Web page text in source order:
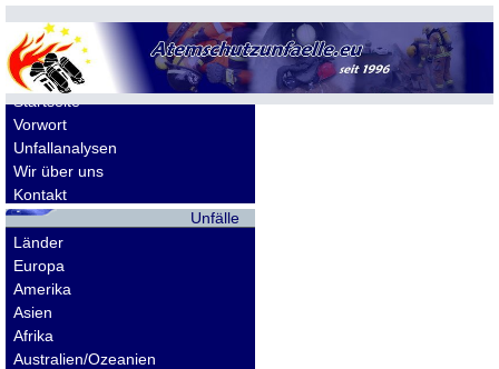
Allgemeines
Startseite
Vorwort
Unfallanalysen
Wir über uns
Kontakt
Unfälle
Länder
Europa
Amerika
Asien
Afrika
Australien/Ozeanien